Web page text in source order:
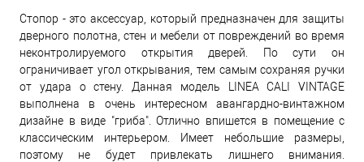
Стопор - это аксессуар, который предназначен для защиты
дверного полотна, стен и мебели от повреждений во время
неконтролируемого открытия дверей. По сути он
ограничивает угол открывания, тем самым сохраняя ручки
от удара о стену. Данная модель LINEA CALI VINTAGE
выполнена в очень интересном авангардно-винтажном
дизайне в виде "гриба". Отлично впишется в помещение с
классическим интерьером. Имеет небольшие размеры,
поэтому не будет привлекать лишнего внимания.